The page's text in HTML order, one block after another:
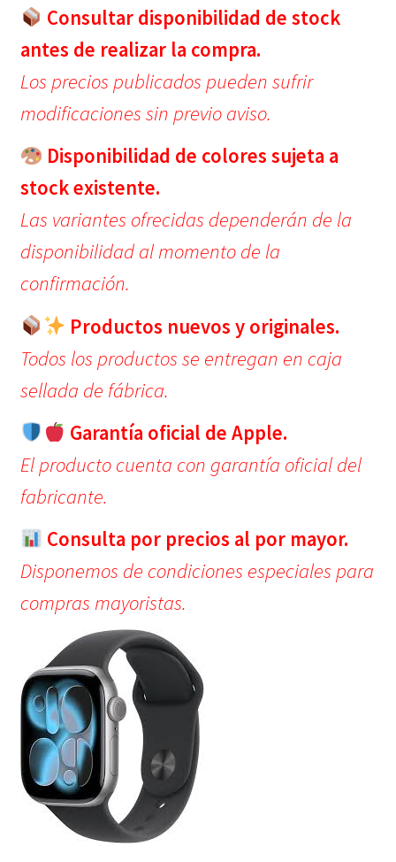
Consultar disponibilidad de stock
antes de realizar la compra.
Los precios publicados pueden sufrir
modificaciones sin previo aviso.
Disponibilidad de colores sujeta a
stock existente.
Las variantes ofrecidas dependerán de la
disponibilidad al momento de la
confirmación.
Productos nuevos y originales.
Todos los productos se entregan en caja
sellada de fábrica.
Garantía oficial de Apple.
El producto cuenta con garantía oficial del
fabricante.
Consulta por precios al por mayor.
Disponemos de condiciones especiales para
compras mayoristas.